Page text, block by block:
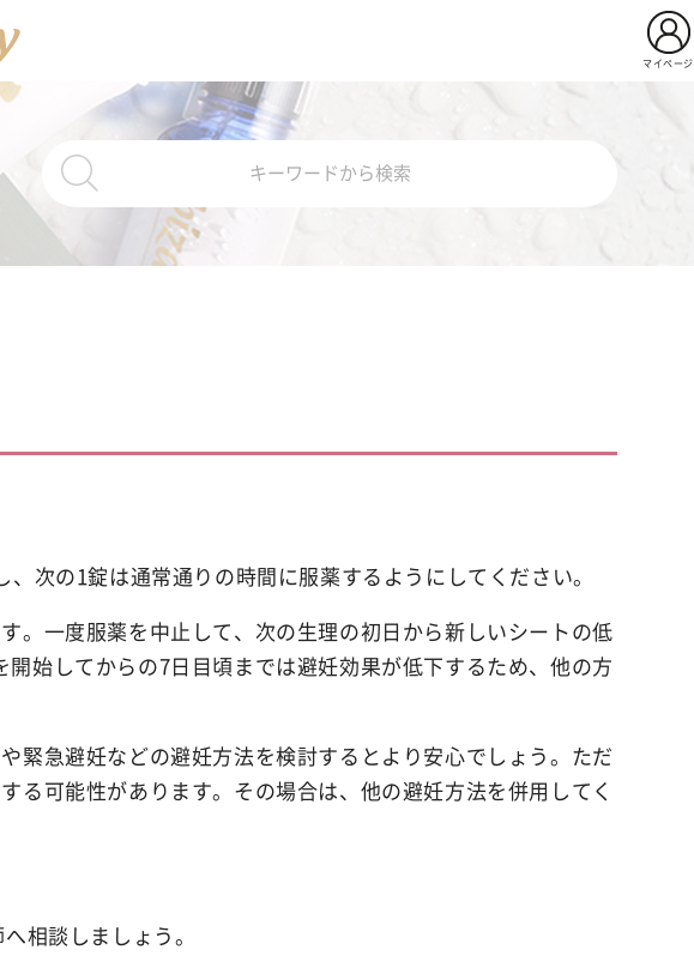
マイページ
商品一覧
Deodorant薬用イビサデオドラント
Scrub薬用イビサボディスクラブ
Hair Removal Cream
アーリムーバルクリーム
次の1錠は通常通りの時間に服薬するようにしてください。
。一度服薬を中止して、次の生理の初日から新しいシートの低
始してからの7日目頃までは避妊効果が低下するため、他の方
緊急避妊などの避妊方法を検討するとより安心でしょう。ただ
る可能性があります。その場合は、他の避妊方法を併用してく
相談しましょう。